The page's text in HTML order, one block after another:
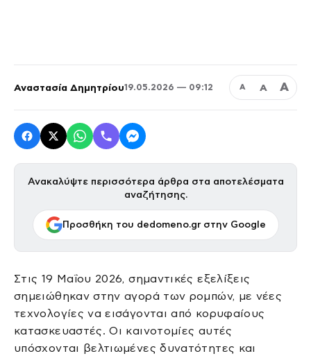
Αναστασία Δημητρίου19.05.2026 — 09:12 Α Α Α
Ανακαλύψτε περισσότερα άρθρα στα αποτελέσματα
αναζήτησης.
Προσθήκη του dedomeno.gr στην Google
Στις 19 Μαΐου 2026, σημαντικές εξελίξεις
σημειώθηκαν στην αγορά των ρομπών, με νέες
τεχνολογίες να εισάγονται από κορυφαίους
κατασκευαστές. Οι καινοτομίες αυτές
υπόσχονται βελτιωμένες δυνατότητες και